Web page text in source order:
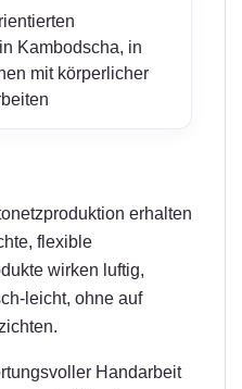
Kambodscha, in
mit körperlicher
erhalten
flexible
wirken luftig,
leicht, ohne auf
Handarbeit